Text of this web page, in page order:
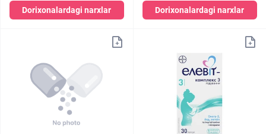
Dorixonalardagi narxlar Dorixonalardagi narxlar